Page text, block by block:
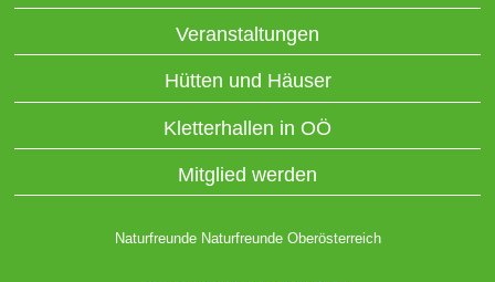
Veranstaltungen
Hütten und Häuser
Kletterhallen in OÖ
Mitglied werden
Naturfreunde Naturfreunde Oberösterreich